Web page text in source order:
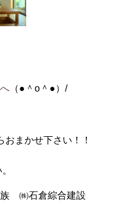
（●＾o＾●）/
おまかせ下さい！！
族 ㈱石倉綜合建設